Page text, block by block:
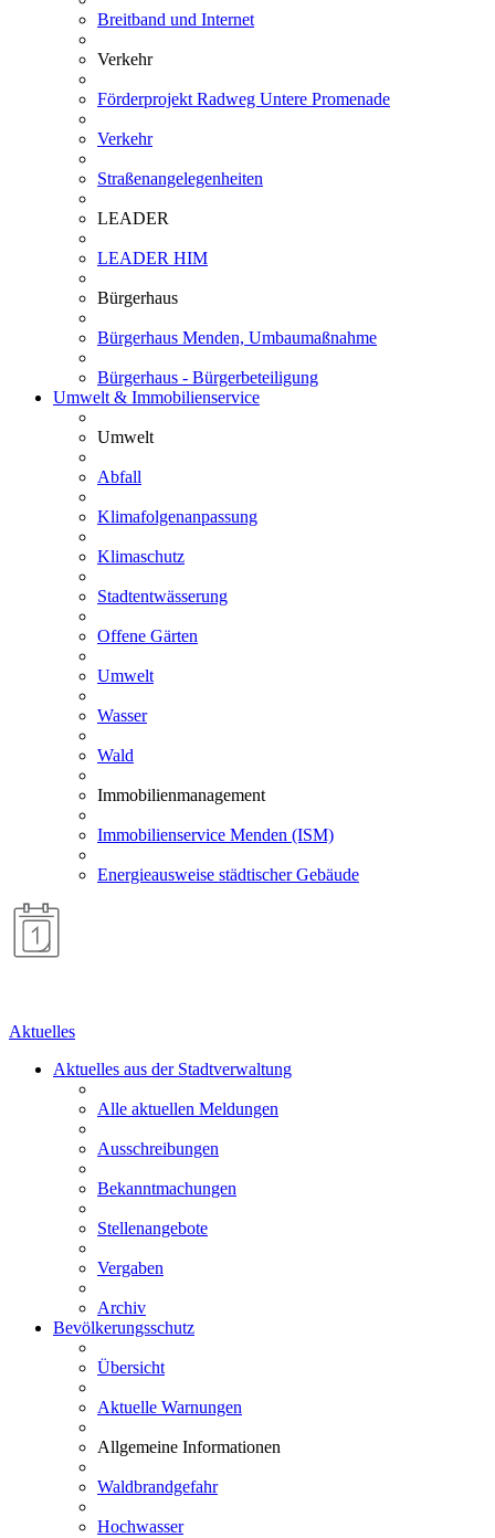
Breitband und Internet
Verkehr
Förderprojekt Radweg Untere Promenade
Verkehr
Straßenangelegenheiten
LEADER
LEADER HIM
Bürgerhaus
Bürgerhaus Menden, Umbaumaßnahme
Bürgerhaus - Bürgerbeteiligung
Umwelt & Immobilienservice
Umwelt
Abfall
Klimafolgenanpassung
Klimaschutz
Stadtentwässerung
Offene Gärten
Umwelt
Wasser
Wald
Immobilienmanagement
Immobilienservice Menden (ISM)
Energieausweise städtischer Gebäude
Aktuelles
Aktuelles aus der Stadtverwaltung
Alle aktuellen Meldungen
Ausschreibungen
Bekanntmachungen
Stellenangebote
Vergaben
Archiv
Bevölkerungsschutz
Übersicht
Aktuelle Warnungen
Allgemeine Informationen
Waldbrandgefahr
Hochwasser